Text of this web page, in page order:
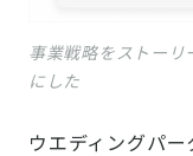
事業戦略をストーリ
にした
ウエディングパ